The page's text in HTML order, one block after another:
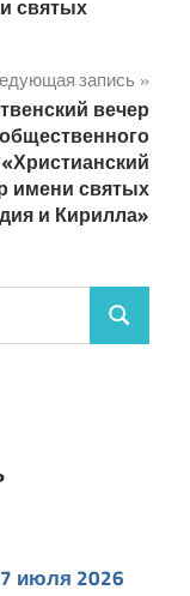
святых
запись
вечер
имени святых
и Кирилла»
Поиск
июля 2026